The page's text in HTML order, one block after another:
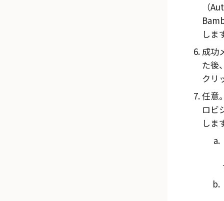
（
しま
成功
た後
クリ
任意
ロビ
しま